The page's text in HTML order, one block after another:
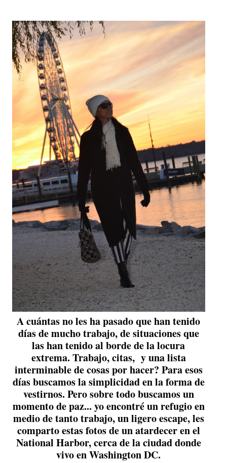
A cuántas no les ha pasado que han tenido
días de mucho trabajo, de situaciones que
las han tenido al borde de la locura
extrema. Trabajo, citas, y una lista
interminable de cosas por hacer? Para esos
días buscamos la simplicidad en la forma de
vestirnos. Pero sobre todo buscamos un
momento de paz... yo encontré un refugio en
medio de tanto trabajo, un ligero escape, les
comparto estas fotos de un atardecer en el
National Harbor, cerca de la ciudad donde
vivo en Washington DC.